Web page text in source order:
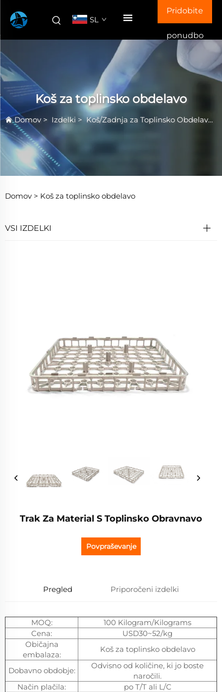
SL
Pridobite
ponudbo
Koš za toplinsko obdelavo
Domov > Izdelki >Koš/Zadnja za Toplinsko Obdelavo
Domov > Koš za toplinsko obdelavo
VSI IZDELKI
Trak Za Material S Toplinsko Obravnavo
Povpraševanje
Pregled Priporočeni izdelki
MOQ:
100 Kilogram/Kilograms
Cena:
USD30~52/kg
Običajna
embalaza:
Koš za toplinsko obdelavo
Dobavno obdobje:
Odvisno od količine, ki jo boste
naročili.
Način plačila:
po T/T ali L/C